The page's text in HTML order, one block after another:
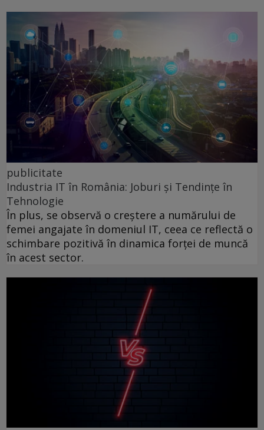
publicitate
Industria IT în România: Joburi și Tendințe în
Tehnologie
În plus, se observă o creștere a numărului de
femei angajate în domeniul IT, ceea ce reflectă o
schimbare pozitivă în dinamica forței de muncă
în acest sector.